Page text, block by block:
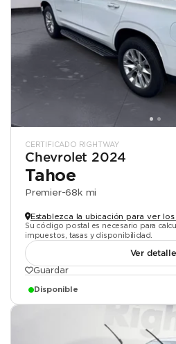
CERTIFICADO RIGHTWAY
Chevrolet 2024
Tahoe
Premier-68k mi
Establezca la ubicación para ver
Su código postal es necesario para
impuestos, tasas y disponibilidad.
Ver
Guardar
Disponible